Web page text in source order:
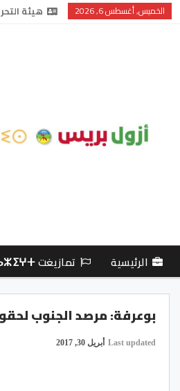
الخميس, أغسطس 6, 2026 هيئة
الرئيسية تمازيغت ⵜⴰⵎⴰⵣⵉⵖⵜ
بوعرفة: مرصد الجنوب
Last updated أبريل 30, 2017